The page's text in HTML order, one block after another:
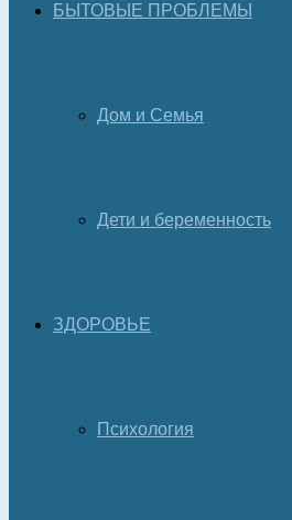
БЫТОВЫЕ ПРОБЛЕМЫ
Дом и Семья
Дети и беременность
ЗДОРОВЬЕ
Психология